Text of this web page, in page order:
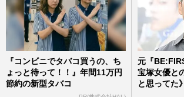
『コンビニでタバコ買うの、ち
ょっと待って！！』年間11万円
節約の新型タバコ
元『
宝塚女優と
と思ってた